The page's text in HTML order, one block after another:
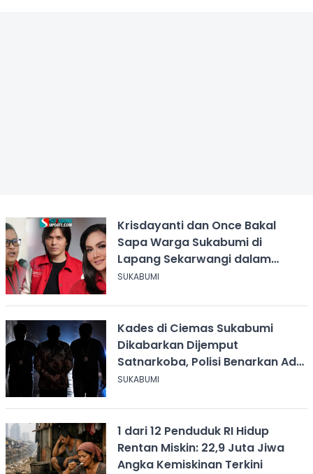
Krisdayanti dan Once Bakal
Sapa Warga Sukabumi di
Lapang Sekarwangi dalam
Rangka Hari ASI Sedunia
SUKABUMI
Kades di Ciemas Sukabumi
Dikabarkan Dijemput
Satnarkoba, Polisi Benarkan Ada
Penindakan
SUKABUMI
1 dari 12 Penduduk RI Hidup
Rentan Miskin: 22,9 Juta Jiwa
Angka Kemiskinan Terkini